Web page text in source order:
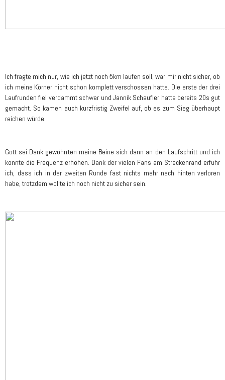
Ich fragte mich nur, wie ich jetzt noch 5km laufen soll, war mir nicht sicher, ob
ich meine Körner nicht schon komplett verschossen hatte. Die erste der drei
Laufrunden fiel verdammt schwer und Jannik Schaufler hatte bereits 20s gut
gemacht. So kamen auch kurzfristig Zweifel auf, ob es zum Sieg überhaupt
reichen würde.
Gott sei Dank gewöhnten meine Beine sich dann an den Laufschritt und ich
konnte die Frequenz erhöhen. Dank der vielen Fans am Streckenrand erfuhr
ich, dass ich in der zweiten Runde fast nichts mehr nach hinten verloren
habe, trotzdem wollte ich noch nicht zu sicher sein.